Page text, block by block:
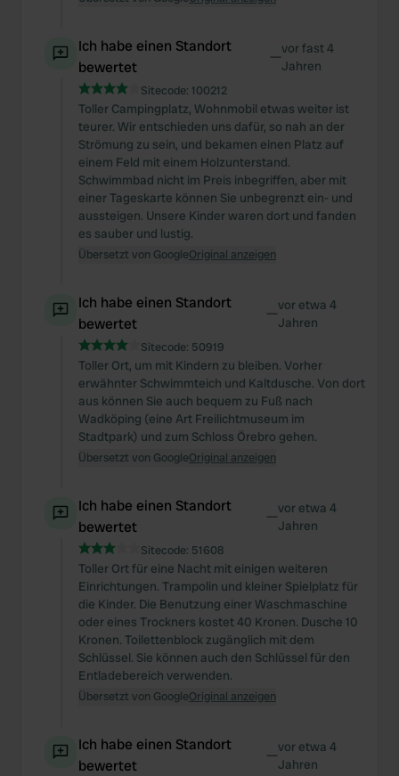
Ich habe einen Standort
bewertet
—vor fast 4
Jahren
Sitecode: 100212
Toller Campingplatz, Wohnmobil etwas weiter ist
teurer. Wir entschieden uns dafür, so nah an der
Strömung zu sein, und bekamen einen Platz auf
einem Feld mit einem Holzunterstand.
Schwimmbad nicht im Preis inbegriffen, aber mit
einer Tageskarte können Sie unbegrenzt ein- und
aussteigen. Unsere Kinder waren dort und fanden
es sauber und lustig.
Übersetzt von GoogleOriginal anzeigen
Ich habe einen Standort
bewertet
—vor etwa 4
Jahren
Sitecode: 50919
Toller Ort, um mit Kindern zu bleiben. Vorher
erwähnter Schwimmteich und Kaltdusche. Von dort
aus können Sie auch bequem zu Fuß nach
Wadköping (eine Art Freilichtmuseum im
Stadtpark) und zum Schloss Örebro gehen.
Übersetzt von GoogleOriginal anzeigen
Ich habe einen Standort
bewertet
—vor etwa 4
Jahren
Sitecode: 51608
Toller Ort für eine Nacht mit einigen weiteren
Einrichtungen. Trampolin und kleiner Spielplatz für
die Kinder. Die Benutzung einer Waschmaschine
oder eines Trockners kostet 40 Kronen. Dusche 10
Kronen. Toilettenblock zugänglich mit dem
Schlüssel. Sie können auch den Schlüssel für den
Entladebereich verwenden.
Übersetzt von GoogleOriginal anzeigen
Ich habe einen Standort
bewertet
—vor etwa 4
Jahren